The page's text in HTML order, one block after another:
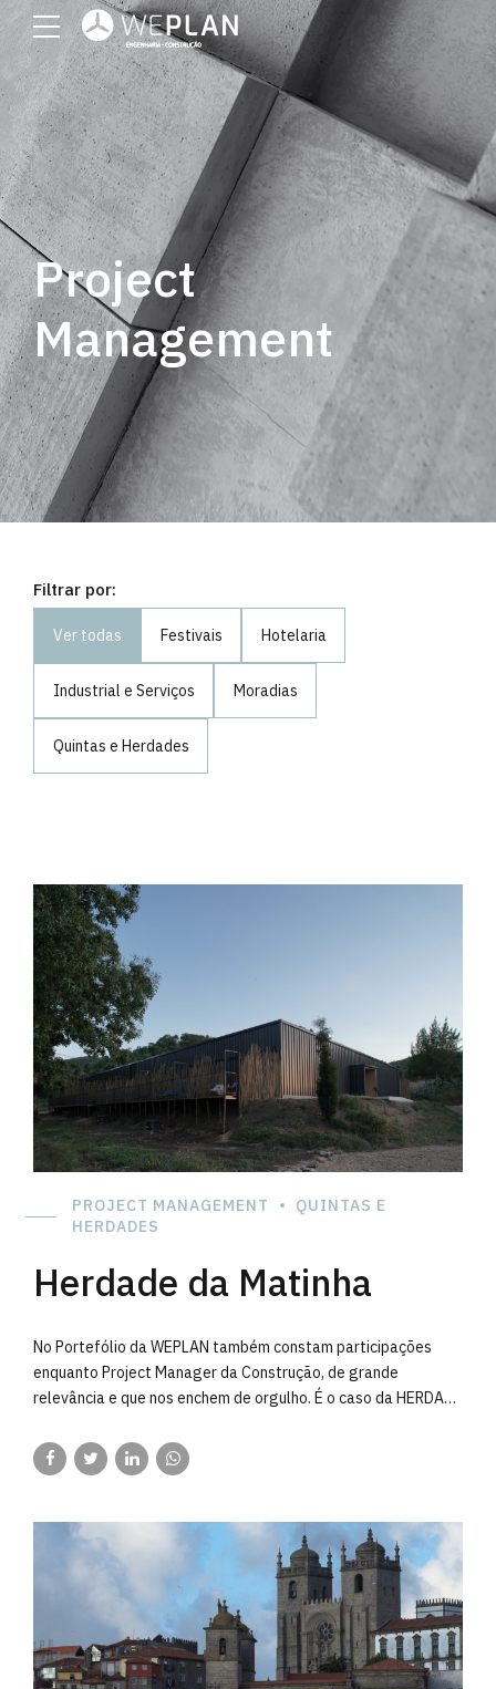
Project
Management
Filtrar por:
Ver todas Festivais Hotelaria
Industrial e Serviços Moradias
Quintas e Herdades
PROJECT MANAGEMENT
QUINTAS E
HERDADES
Herdade da Matinha
No Portefólio da WEPLAN também constam participações
enquanto Project Manager da Construção, de grande
relevância e que nos enchem de orgulho. É o caso da HERDADE
que para além do encanto e da beleza do enquadramento
natural onde está inserido, beneficia da “Arte” e do “Gosto”
oferta turística, onde se anseia, cada vez que vimos embora,
simplesmente, voltar. Foram estas e outras caraterísticas
Humanas do nosso cliente, que nos motivou para um desafio
único de renovar “sem estragar” o edificado e participar na
Gestão do Projeto e na Construção da Ampliação, que agora
permite à Herdade da Matinha, oferecer em dimensão
adequada com o conforto dos nossos tempos, aos Hóspedes,